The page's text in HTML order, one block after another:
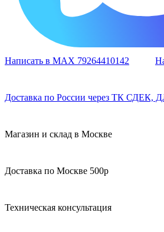
Написать в MAX 79264410142
Доставка по России через ТК СДЕК,
Магазин и склад в Москве
Доставка по Москве 500р
Техническая консультация